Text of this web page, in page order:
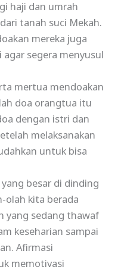
haji dan umrah
tanah suci Mekah.
mereka juga
segera menyusul
mertua mendoakan
doa orangtua itu
dengan istri dan
melaksanakan
untuk bisa
besar di dinding
olah kita berada
yang sedang thawaf
keseharian sampai
Afirmasi
memotivasi